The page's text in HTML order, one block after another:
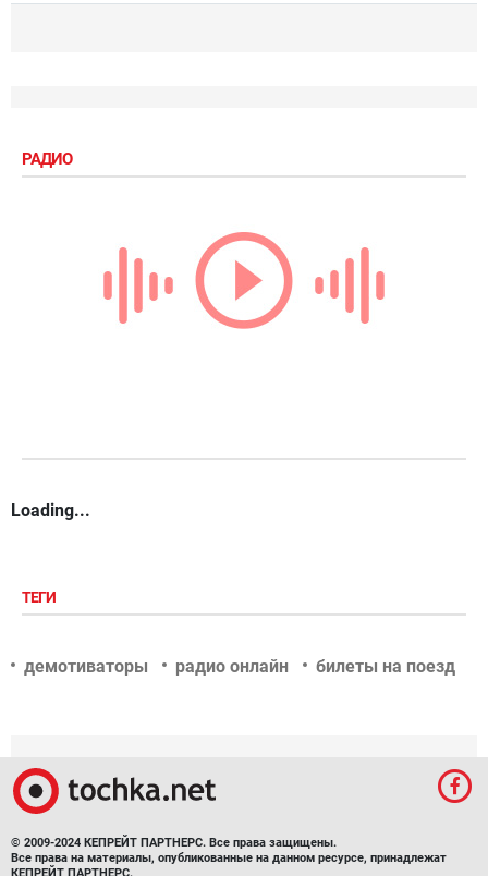
РАДИО
Loading...
ТЕГИ
демотиваторы радио онлайн билеты на поезд
© 2009-2024 КЕПРЕЙТ ПАРТНЕРС. Все права защищены.
Все права на материалы, опубликованные на данном ресурсе, принадлежат
КЕПРЕЙТ ПАРТНЕРС.